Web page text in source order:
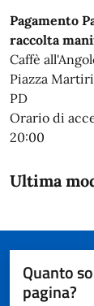
Pagamento
raccolta
Caffè
Piazza
PD
Orario di
20:00
Ultima
Quanto
pagina?